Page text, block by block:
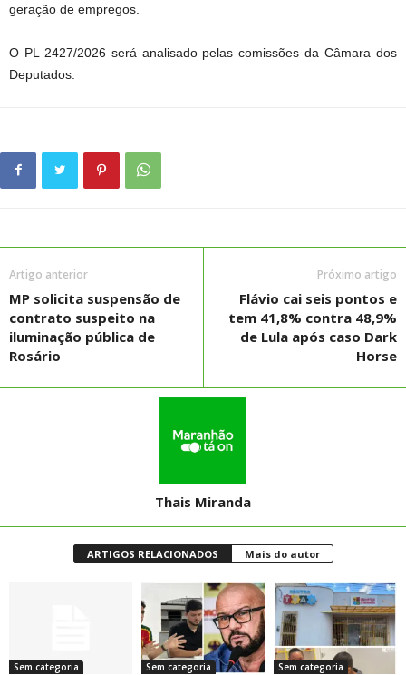
geração de empregos.
O PL 2427/2026 será analisado pelas comissões da Câmara dos
Deputados.
Artigo anterior
MP solicita suspensão de
contrato suspeito na
iluminação pública de
Rosário
Próximo artigo
Flávio cai seis pontos e
tem 41,8% contra 48,9%
de Lula após caso Dark
Horse
Thais Miranda
ARTIGOS RELACIONADOS Mais do autor
Sem categoria Sem categoria Sem categoria